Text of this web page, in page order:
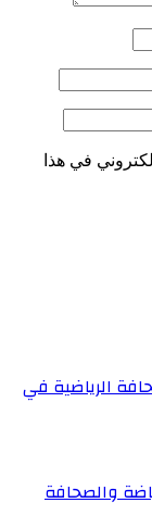
في هذا
الرياضية في
والصحافة